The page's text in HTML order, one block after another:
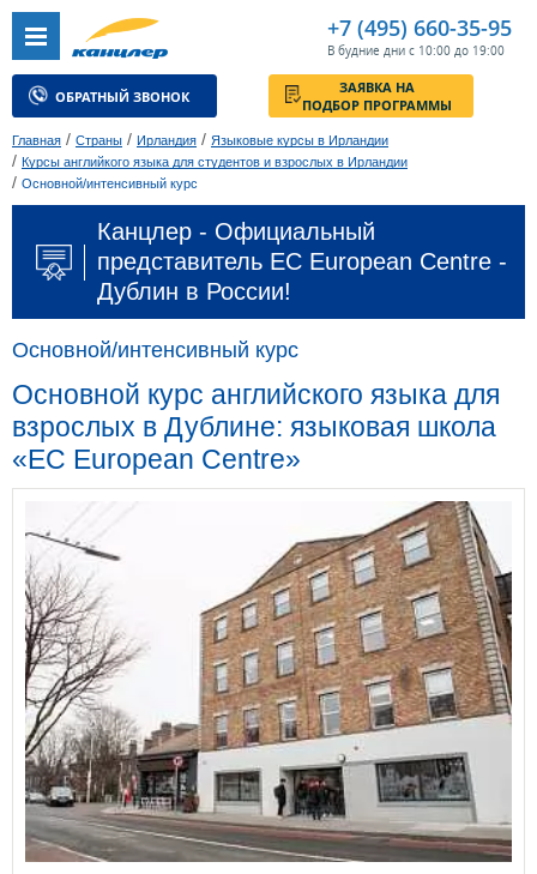
+7 (495) 660-35-95
В будние дни с 10:00 до 19:00
ОБРАТНЫЙ ЗВОНОК
ЗАЯВКА НА
ПОДБОР ПРОГРАММЫ
Главная / Страны / Ирландия / Языковые курсы в Ирландии
/ Курсы английкого языка для студентов и взрослых в Ирландии
/ Основной/интенсивный курс
Канцлер - Официальный
представитель EC European Centre -
Дублин в России!
Основной/интенсивный курс
Основной курс английского языка для
взрослых в Дублине: языковая школа
«EC European Centre»